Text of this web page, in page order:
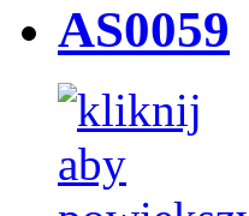
AS0059